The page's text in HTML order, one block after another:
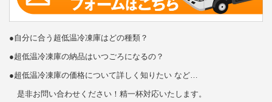
●自分に合う超低温冷凍庫はどの種類？
●超低温冷凍庫の納品はいつごろになるの？
●超低温冷凍庫の価格について詳しく知りたい など…
是非お問い合わせください！精一杯対応いたします。